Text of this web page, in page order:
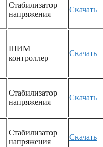
Стабилизатор
напряжения
Скачать
ШИМ
контроллер
Скачать
Стабилизатор
напряжения
Скачать
Стабилизатор
напряжения
Скачать